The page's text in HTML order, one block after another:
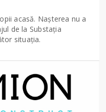
acasă. Nașterea nu a
de la Substația
situația.